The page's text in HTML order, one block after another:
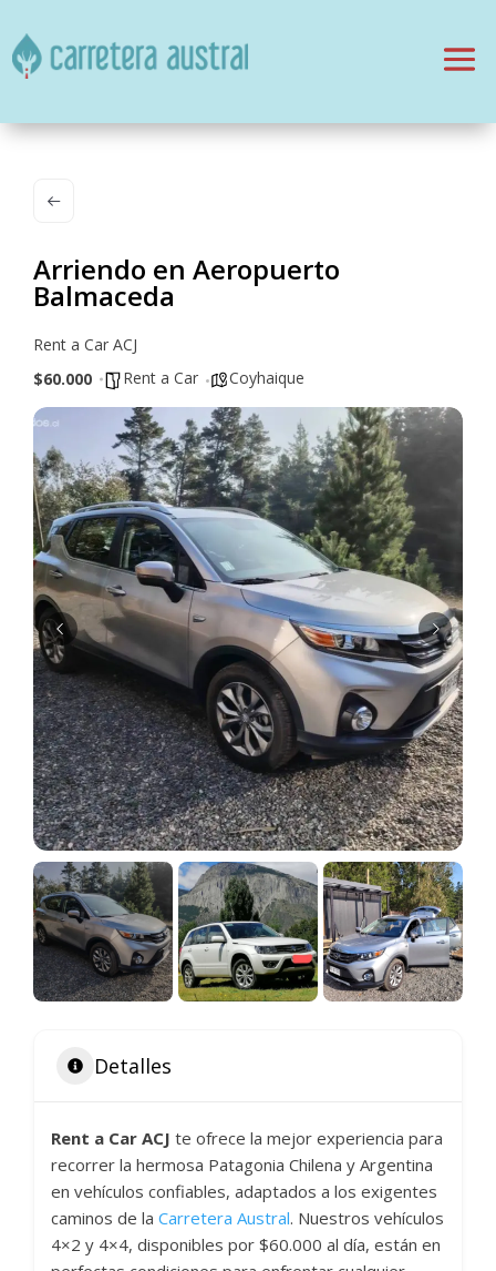
Arriendo en Aeropuerto
Balmaceda
Rent a Car ACJ
$60.000
Rent a Car Coyhaique
Detalles
Rent a Car ACJ te ofrece la mejor experiencia para
recorrer la hermosa Patagonia Chilena y Argentina
en vehículos confiables, adaptados a los exigentes
caminos de la Carretera Austral. Nuestros vehículos
4×2 y 4×4, disponibles por $60.000 al día, están en